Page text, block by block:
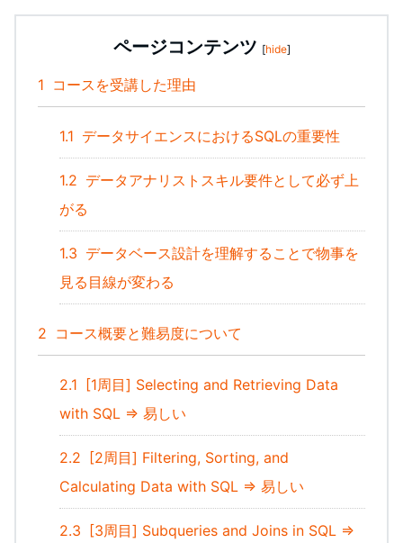
ページコンテンツ [hide]
1 コースを受講した理由
1.1 データサイエンスにおけるSQLの重要性
1.2 データアナリストスキル要件として必ず上
がる
1.3 データベース設計を理解することで物事を
見る目線が変わる
2 コース概要と難易度について
2.1 [1周目] Selecting and Retrieving Data
with SQL => 易しい
2.2 [2周目] Filtering, Sorting, and
Calculating Data with SQL => 易しい
2.3 [3周目] Subqueries and Joins in SQL =>